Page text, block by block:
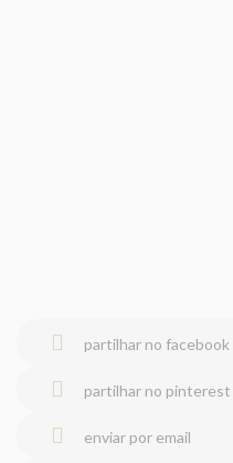
partilhar no facebook
partilhar no pinterest
enviar por email